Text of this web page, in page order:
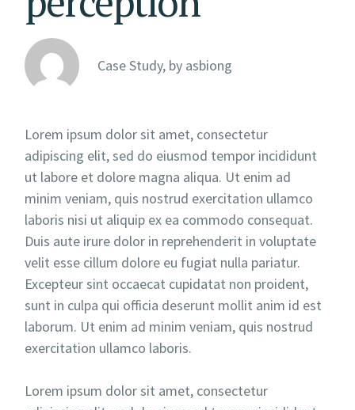
Case Study, by asbiong
Lorem ipsum dolor sit amet, consectetur
adipiscing elit, sed do eiusmod tempor incididunt
ut labore et dolore magna aliqua. Ut enim ad
minim veniam, quis nostrud exercitation ullamco
laboris nisi ut aliquip ex ea commodo consequat.
Duis aute irure dolor in reprehenderit in voluptate
velit esse cillum dolore eu fugiat nulla pariatur.
Excepteur sint occaecat cupidatat non proident,
sunt in culpa qui officia deserunt mollit anim id est
laborum. Ut enim ad minim veniam, quis nostrud
exercitation ullamco laboris.
Lorem ipsum dolor sit amet, consectetur